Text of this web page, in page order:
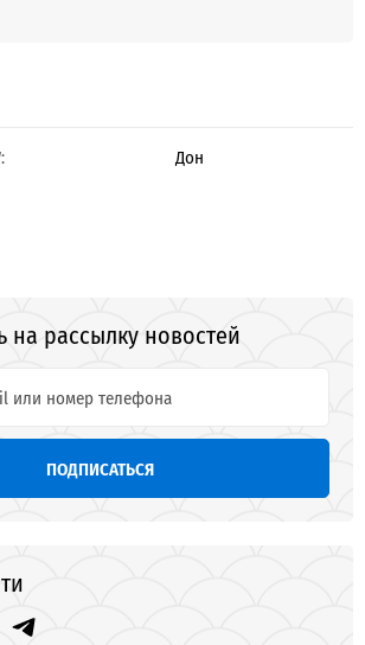
Дон
на рассылку новостей
ПОДПИСАТЬСЯ